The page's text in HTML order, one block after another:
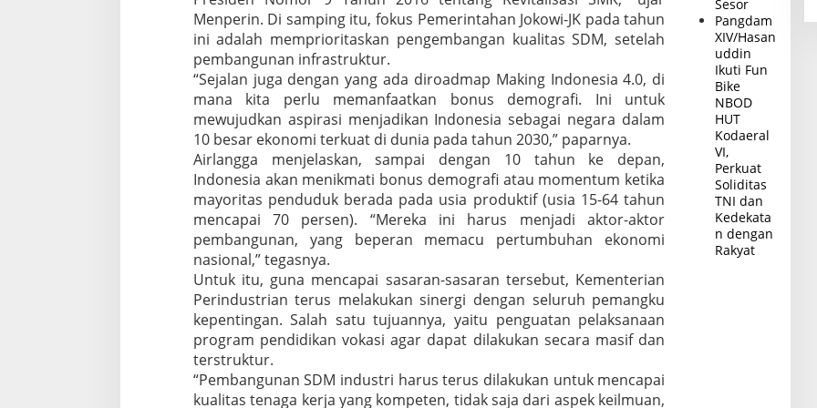
k
e
m
b
a
g
a
n
R
e
v
o
u
s
I
n
d
u
r
i
Menperin. Di samping itu, fokus Pemerintahan Jokowi-JK pada tahun
ini adalah memprioritaskan pengembangan kualitas SDM, setelah
pembangunan infrastruktur.
“Sejalan juga dengan yang ada diroadmap Making Indonesia 4.0, di
mana kita perlu memanfaatkan bonus demografi. Ini untuk
mewujudkan aspirasi menjadikan Indonesia sebagai negara dalam
10 besar ekonomi terkuat di dunia pada tahun 2030,” paparnya.
Airlangga menjelaskan, sampai dengan 10 tahun ke depan,
Indonesia akan menikmati bonus demografi atau momentum ketika
mayoritas penduduk berada pada usia produktif (usia 15-64 tahun
mencapai 70 persen). “Mereka ini harus menjadi aktor-aktor
pembangunan, yang beperan memacu pertumbuhan ekonomi
nasional,” tegasnya.
Untuk itu, guna mencapai sasaran-sasaran tersebut, Kementerian
Perindustrian terus melakukan sinergi dengan seluruh pemangku
kepentingan. Salah satu tujuannya, yaitu penguatan pelaksanaan
program pendidikan vokasi agar dapat dilakukan secara masif dan
terstruktur.
“Pembangunan SDM industri harus terus dilakukan untuk mencapai
kualitas tenaga kerja yang kompeten, tidak saja dari aspek keilmuan,
Sesor
Pangdam
XIV/Hasan
uddin
Ikuti Fun
Bike
NBOD
HUT
Kodaeral
VI,
Perkuat
Soliditas
TNI dan
Kedekata
n dengan
Rakyat